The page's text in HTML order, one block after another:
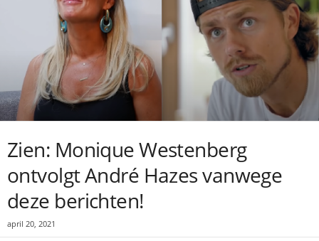
Zien: Monique Westenberg
ontvolgt André Hazes vanwege
deze berichten!
april 20, 2021